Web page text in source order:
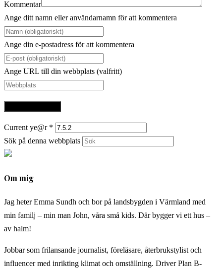
Kommentar
Ange ditt namn eller användarnamn för att kommentera
Ange din e-postadress för att kommentera
Ange URL till din webbplats (valfritt)
Current ye@r *
Sök på denna webbplats
Om mig
Jag heter Emma Sundh och bor på landsbygden i Värmland med
min familj – min man John, våra små kids. Där bygger vi ett hus –
av halm!
Jobbar som frilansande journalist, föreläsare, återbrukstylist och
influencer med inrikting klimat och omställning. Driver Plan B-